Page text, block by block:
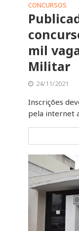
CONCURSOS
mil
Militar
24/11/2021
Inscrições
pela internet